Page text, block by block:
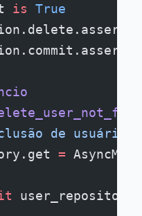
is True
de usuário
=